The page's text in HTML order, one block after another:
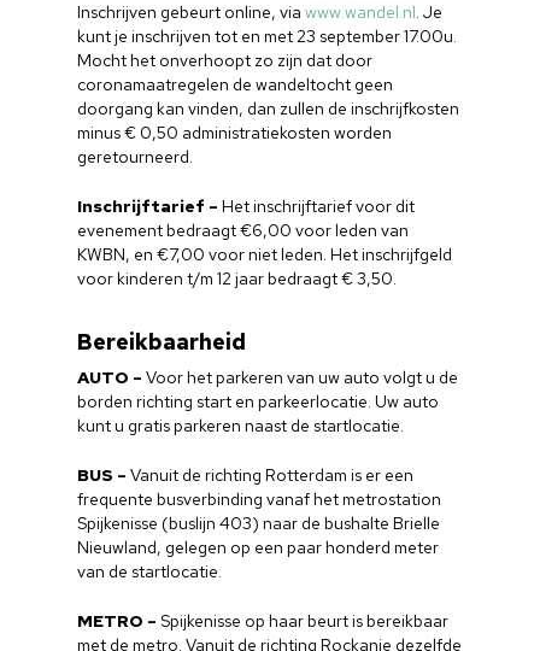
Inschrijven gebeurt online, viawww.wandel.nl. Je
kunt je inschrijven tot en met 23 september 17.00u.
Mocht het onverhoopt zo zijn dat door
coronamaatregelen de wandeltocht geen
doorgang kan vinden, dan zullen de inschrijfkosten
minus € 0,50 administratiekosten worden
geretourneerd.
Inschrijftarief –Het inschrijftarief voor dit
evenement bedraagt €6,00 voor leden van
KWBN, en €7,00 voor niet leden. Het inschrijfgeld
voor kinderen t/m 12 jaar bedraagt € 3,50.
Bereikbaarheid
AUTO –Voor het parkeren van uw auto volgt u de
borden richting start en parkeerlocatie. Uw auto
kunt u gratis parkeren naast de startlocatie.
BUS –Vanuit de richting Rotterdam is er een
frequente busverbinding vanaf het metrostation
Spijkenisse (buslijn 403) naar de bushalte Brielle
Nieuwland, gelegen op een paar honderd meter
van de startlocatie.
METRO –Spijkenisse op haar beurt is bereikbaar
met de metro. Vanuit de richting Rockanje dezelfde